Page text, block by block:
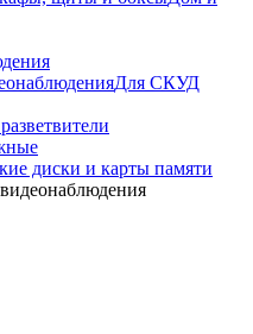
Для СКУД
диски и карты памяти